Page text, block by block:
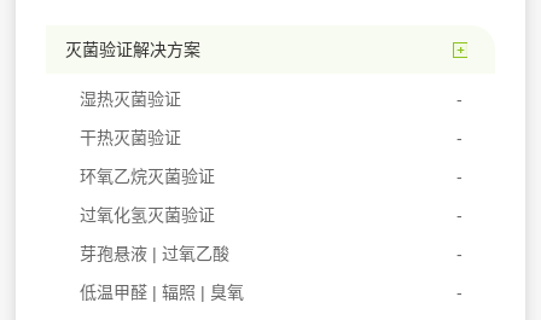
灭菌验证解决方案
湿热灭菌验证
干热灭菌验证
环氧乙烷灭菌验证
过氧化氢灭菌验证
芽孢悬液 | 过氧乙酸
低温甲醛 | 辐照 | 臭氧